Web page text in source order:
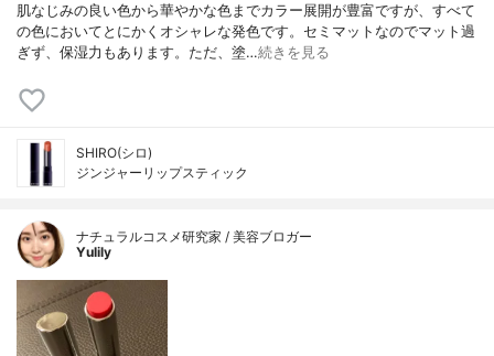
肌なじみの良い色から華やかな色までカラー展開が豊富ですが、すべて
の色においてとにかくオシャレな発色です。セミマットなのでマット過
ぎず、保湿力もあります。ただ、塗…続きを見る
SHIRO(シロ)
ジンジャーリップスティック
ナチュラルコスメ研究家 / 美容ブロガー
Yulily